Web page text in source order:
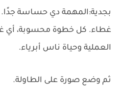
بجدية:المهمة دي حساسة جدًا.
غطاء. كل خطوة محسوبة، أي
العملية وحياة ناس أبرياء.
ثم وضع صورة على الطاولة.